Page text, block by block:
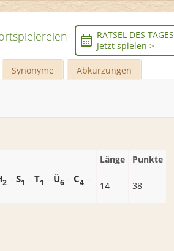
RÄTSEL DES TAGES
Jetzt spielen >
Synonyme Abkürzungen
Länge
Punkte
2 – S1 – T1 – Ü6 – C4 –
14 38